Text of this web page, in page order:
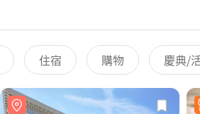
住宿 購物 慶典/